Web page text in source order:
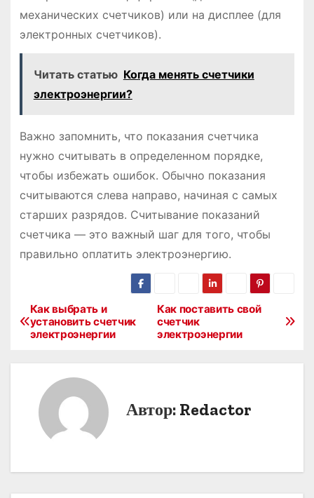
механических счетчиков) или на дисплее (для
электронных счетчиков).
Читать статью Когда менять счетчики
электроэнергии?
Важно запомнить, что показания счетчика
нужно считывать в определенном порядке,
чтобы избежать ошибок. Обычно показания
считываются слева направо, начиная с самых
старших разрядов. Считывание показаний
счетчика ― это важный шаг для того, чтобы
правильно оплатить электроэнергию.
Н
Как поставить свой
счетчик
электроэнергии
Как выбрать и
установить счетчик
электроэнергии
Автор: Redactor